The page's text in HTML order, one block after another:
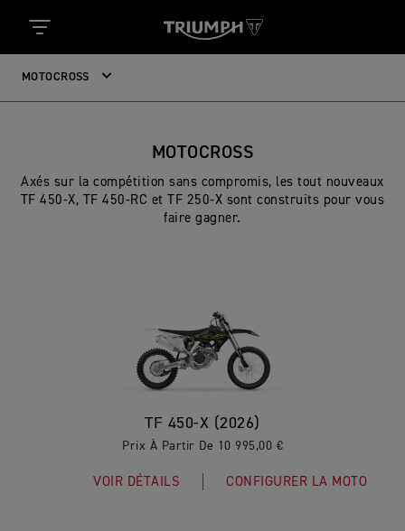
MOTOCROSS
MOTOCROSS
Axés sur la compétition sans compromis, les tout nouveaux
TF 450-X, TF 450-RC et TF 250-X sont construits pour vous
faire gagner.
TF 450-X (2026)
Prix À Partir De 10 995,00 €
VOIR DÉTAILS CONFIGURER LA MOTO